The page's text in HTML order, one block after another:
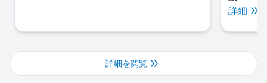
詳細
詳細を閲覧